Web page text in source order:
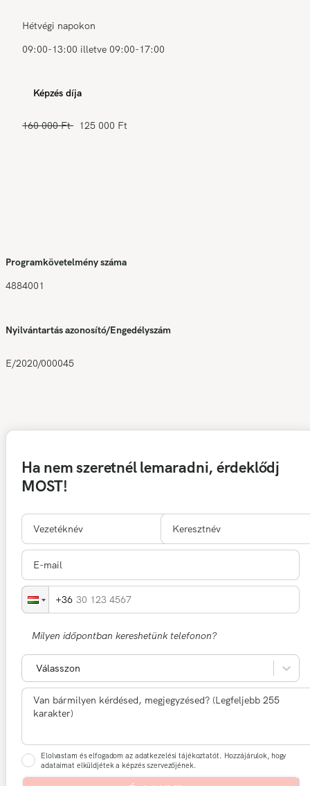
Hétvégi napokon
09:00-13:00 illetve 09:00-17:00
Képzés díja
160 000 Ft 125 000 Ft
Programkövetelmény száma
4884001
Nyilvántartás azonosító/Engedélyszám
E/2020/000045
Ha nem szeretnél lemaradni, érdeklődj
MOST!
30 123 4567
Milyen időpontban kereshetünk telefonon?
Válasszon
Elolvastam és elfogadom az adatkezelési tájékoztatót. Hozzájárulok, hogy
adataimat elküldjétek a képzés szervezőjének.